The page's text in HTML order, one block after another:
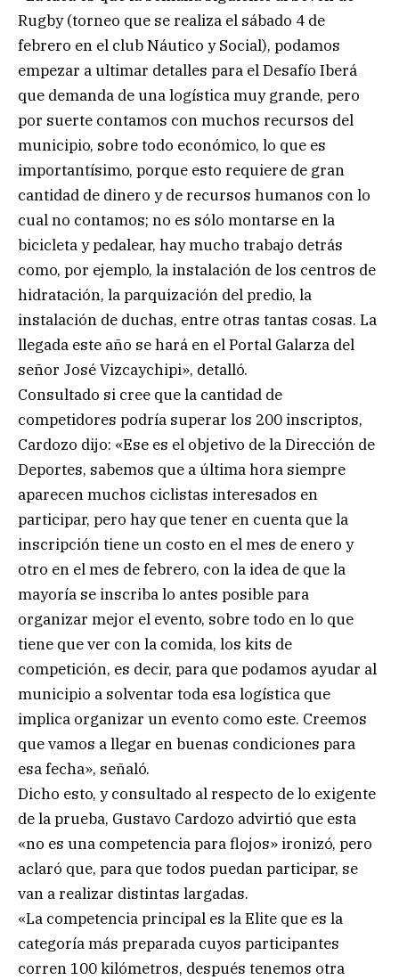
Rugby (torneo que se realiza el sábado 4 de
febrero en el club Náutico y Social), podamos
empezar a ultimar detalles para el Desafío Iberá
que demanda de una logística muy grande, pero
por suerte contamos con muchos recursos del
municipio, sobre todo económico, lo que es
importantísimo, porque esto requiere de gran
cantidad de dinero y de recursos humanos con lo
cual no contamos; no es sólo montarse en la
bicicleta y pedalear, hay mucho trabajo detrás
como, por ejemplo, la instalación de los centros de
hidratación, la parquización del predio, la
instalación de duchas, entre otras tantas cosas. La
llegada este año se hará en el Portal Galarza del
señor José Vizcaychipi», detalló.
Consultado si cree que la cantidad de
competidores podría superar los 200 inscriptos,
Cardozo dijo: «Ese es el objetivo de la Dirección de
Deportes, sabemos que a última hora siempre
aparecen muchos ciclistas interesados en
participar, pero hay que tener en cuenta que la
inscripción tiene un costo en el mes de enero y
otro en el mes de febrero, con la idea de que la
mayoría se inscriba lo antes posible para
organizar mejor el evento, sobre todo en lo que
tiene que ver con la comida, los kits de
competición, es decir, para que podamos ayudar al
municipio a solventar toda esa logística que
implica organizar un evento como este. Creemos
que vamos a llegar en buenas condiciones para
esa fecha», señaló.
Dicho esto, y consultado al respecto de lo exigente
de la prueba, Gustavo Cardozo advirtió que esta
«no es una competencia para flojos» ironizó, pero
aclaró que, para que todos puedan participar, se
van a realizar distintas largadas.
«La competencia principal es la Elite que es la
categoría más preparada cuyos participantes
corren 100 kilómetros, después tenemos otra